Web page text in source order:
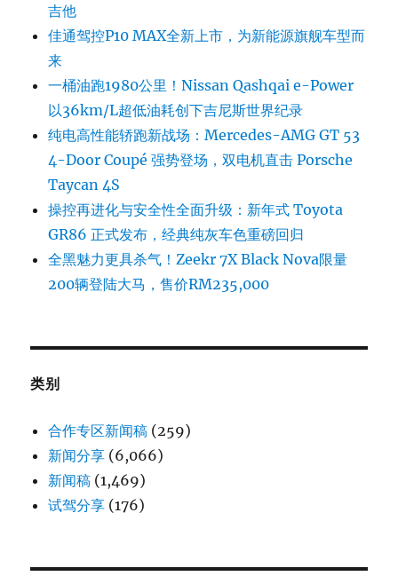
吉他
佳通驾控P10 MAX全新上市，为新能源旗舰车型而
来
一桶油跑1980公里！Nissan Qashqai e-Power
以36km/L超低油耗创下吉尼斯世界纪录
纯电高性能轿跑新战场：Mercedes-AMG GT 53
4-Door Coupé 强势登场，双电机直击 Porsche
Taycan 4S
操控再进化与安全性全面升级：新年式 Toyota
GR86 正式发布，经典纯灰车色重磅回归
全黑魅力更具杀气！Zeekr 7X Black Nova限量
200辆登陆大马，售价RM235,000
类别
合作专区新闻稿 (259)
新闻分享 (6,066)
新闻稿 (1,469)
试驾分享 (176)